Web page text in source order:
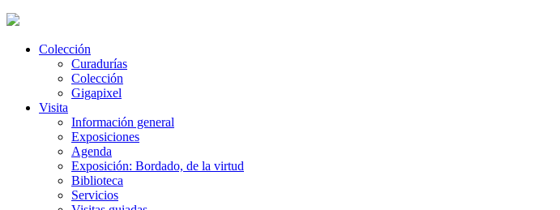
Colección
Curadurías
Colección
Gigapixel
Visita
Información general
Exposiciones
Agenda
Exposición: Bordado, de la virtud
Biblioteca
Servicios